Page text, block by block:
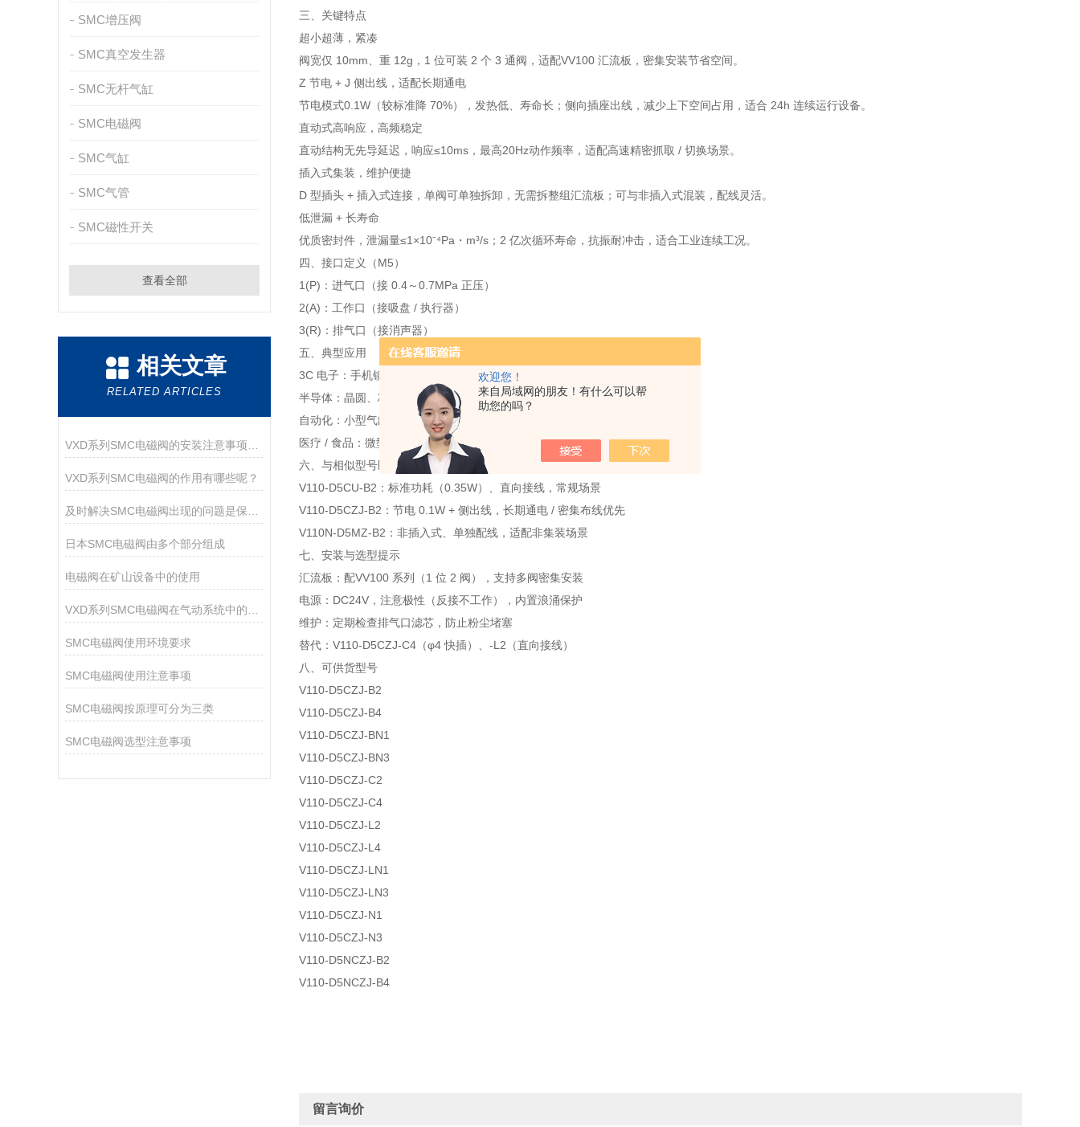
欢迎您！
来自局域网的朋友！有什么可以帮
助您的吗？
SMC增压阀
SMC真空发生器
SMC无杆气缸
SMC电磁阀
SMC气缸
SMC气管
SMC磁性开关
查看全部
相关文章
RELATED ARTICLES
VXD系列SMC电磁阀的作用有哪些呢？
日本SMC电磁阀由多个部分组成
电磁阀在矿山设备中的使用
SMC电磁阀使用环境要求
SMC电磁阀使用注意事项
SMC电磁阀按原理可分为三类
SMC电磁阀选型注意事项
三、关键特点
超小超薄，紧凑
阀宽仅 10mm、重 12g，1 位可装 2 个 3 通阀，适配VV100 汇流板，密集安装节省空间。
Z 节电 + J 侧出线，适配长期通电
节电模式0.1W（较标准降 70%），发热低、寿命长；侧向插座出线，减少上下空间占用，适合 24h 连续运行设备。
直动式高响应，高频稳定
直动结构无先导延迟，响应≤10ms，最高20Hz动作频率，适配高速精密抓取 / 切换场景。
插入式集装，维护便捷
D 型插头 + 插入式连接，单阀可单独拆卸，无需拆整组汇流板；可与非插入式混装，配线灵活。
低泄漏 + 长寿命
优质密封件，泄漏量≤1×10⁻⁴Pa・m³/s；2 亿次循环寿命，抗振耐冲击，适合工业连续工况。
四、接口定义（M5）
1(P)：进气口（接 0.4～0.7MPa 正压）
2(A)：工作口（接吸盘 / 执行器）
3(R)：排气口（接消声器）
五、典型应用
3C 电子：手机镜片、PCB、微型元件真空吸附
半导体：晶圆、芯片、载带精密搬运
自动化：小型气缸驱动、气动夹爪、真空破坏回路
医疗 / 食品：微型气动控制阀、无菌环境气动执行
六、与相似型号区别
V110‑D5CU‑B2：标准功耗（0.35W）、直向接线，常规场景
V110‑D5CZJ‑B2：节电 0.1W + 侧出线，长期通电 / 密集布线优先
V110N‑D5MZ‑B2：非插入式、单独配线，适配非集装场景
七、安装与选型提示
汇流板：配VV100 系列（1 位 2 阀），支持多阀密集安装
电源：DC24V，注意极性（反接不工作），内置浪涌保护
维护：定期检查排气口滤芯，防止粉尘堵塞
替代：V110‑D5CZJ‑C4（φ4 快插）、‑L2（直向接线）
八、可供货型号
V110-D5CZJ-B2
V110-D5CZJ-B4
V110-D5CZJ-BN1
V110-D5CZJ-BN3
V110-D5CZJ-C2
V110-D5CZJ-C4
V110-D5CZJ-L2
V110-D5CZJ-L4
V110-D5CZJ-LN1
V110-D5CZJ-LN3
V110-D5CZJ-N1
V110-D5CZJ-N3
V110-D5NCZJ-B2
V110-D5NCZJ-B4
留言询价